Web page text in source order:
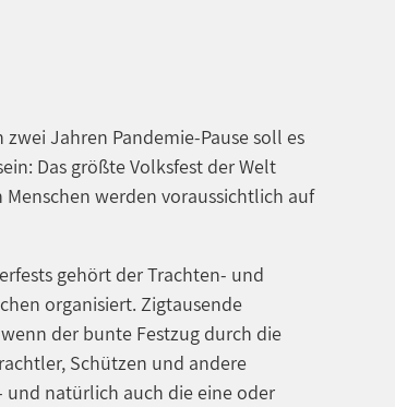
Jahren Pandemie-Pause soll es
Das größte Volksfest der Welt
werden voraussichtlich auf
gehört der Trachten- und
organisiert. Zigtausende
der bunte Festzug durch die
Schützen und andere
natürlich auch die eine oder